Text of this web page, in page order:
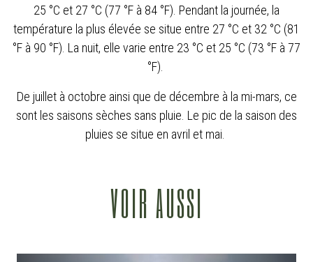
25 °C et 27 °C (77 °F à 84 °F). Pendant la journée, la
température la plus élevée se situe entre 27 °C et 32 °C (81
°F à 90 °F). La nuit, elle varie entre 23 °C et 25 °C (73 °F à 77
°F).
De juillet à octobre ainsi que de décembre à la mi-mars, ce
sont les saisons sèches sans pluie. Le pic de la saison des
pluies se situe en avril et mai.
VOIR AUSSI